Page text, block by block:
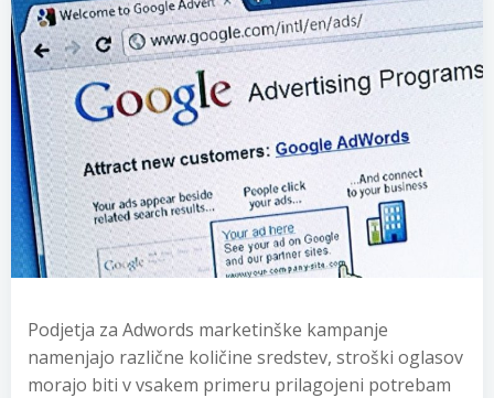
Podjetja za Adwords marketinške kampanje
namenjajo različne količine sredstev, stroški oglasov
morajo biti v vsakem primeru prilagojeni potrebam